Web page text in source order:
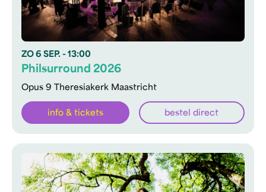
ZO 6 SEP. - 13:00
Opus 9 Theresiakerk Maastricht
Philsurround 2026
info & tickets bestel direct